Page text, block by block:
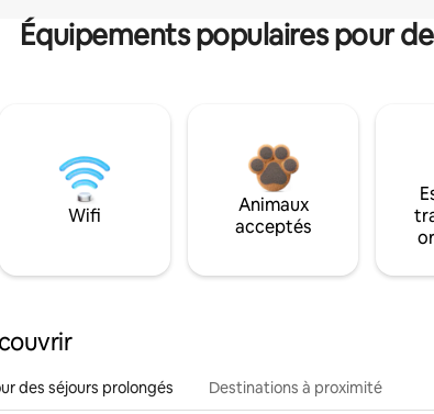
Équipements populaires pour
Wifi
Animaux
acceptés
des séjours prolongés Destinations à proximité